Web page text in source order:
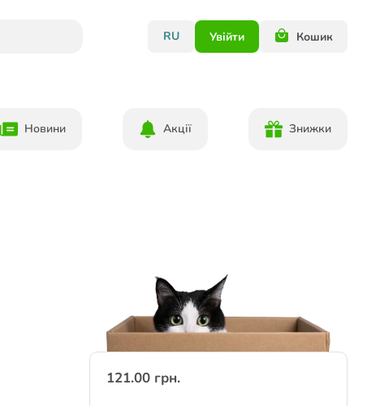
RU Увійти Кошик
Новини Акції Знижки
121.00 грн.